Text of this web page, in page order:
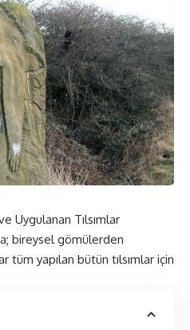
bireysel gömülerden
tüm yapılan bütün tılsımlar için